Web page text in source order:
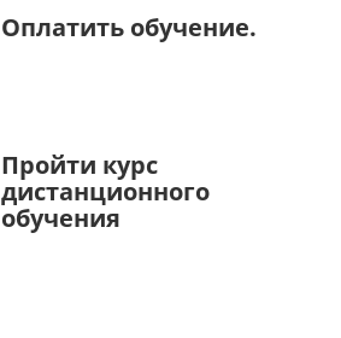
Оплатить обучение.
Пройти курс
дистанционного
обучения